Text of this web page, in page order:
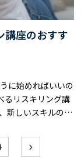
講座のおすす
に始めればいいの
るリスキリング講
新しいスキルの習
とで、キャリア
ンでの学習なら、